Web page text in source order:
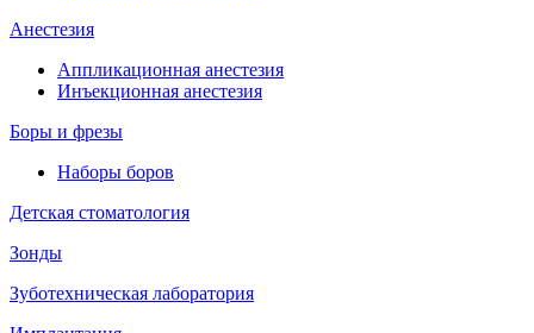
Анестезия
Аппликационная анестезия
Инъекционная анестезия
Боры и фрезы
Наборы боров
Детская стоматология
Зонды
Зуботехническая лаборатория